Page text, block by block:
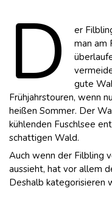
D
er
man am
gute
Frühjahrstouren, wenn
heißen Sommer. Der
kühlenden Fuschlsee
schattigen Wald.
Auch wenn der Filbling
aussieht, hat vor allem
Deshalb kategorisieren